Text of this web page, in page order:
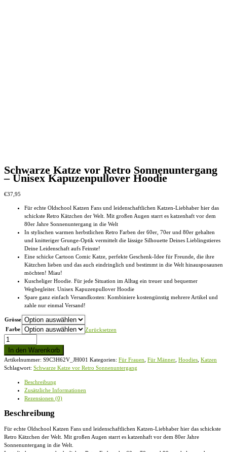
Schwarze Katze vor Retro Sonnenuntergang
– Unisex Kapuzenpullover Hoodie
€37,95
Für echte Oldschool Katzen Fans und leidenschaftlichen Katzen-Liebhaber hier das
schickste Retro Kätzchen der Welt. Mit großen Augen starrt es katzenhaft vor dem
80er Jahre Sonnenuntergang in die Welt
In stylischen warmen herbstlichen Retro Farben der 60er, 70er und 80er gehalten
und knitteriger Grunge-Optik vermittelt die lässige Silhouette Deines Lieblingstieres
Deine Leidenschaft aufs Feinste!
Eine schicke Cartoon Comic Katze, perfekte Geschenk-Idee für Freunde, die ihre
Kätzchen lieben und das auch eindringlich und bestimmt in die Welt hinausposaunen
möchten! Miau!
Kuscheliger Hoodie. Für jede Situation im Alltag ein treuer und bequemer
Wegbegleiter. Unisex Kapuzenpullover Hoodie
Spare ganz einfach Versandkosten: Kombiniere kostengünstig mehrere Artikel und
zahle nur einmal Versand!
Grösse
Farbe
Zurücksetzen
Schwarze
Katze
vor
Retro
Sonnenuntergang
Kapuzenpullover
Menge
In den Warenkorb
Artikelnummer: S9C3H62V_JH001 Kategorien: Für Frauen, Für Männer, Hoodies, Katzen
Schlagwort: Schwarze Katze vor Retro Sonnenuntergang
Beschreibung
Zusätzliche Informationen
Rezensionen (0)
Beschreibung
Für echte Oldschool Katzen Fans und leidenschaftlichen Katzen-Liebhaber hier das schickste
Retro Kätzchen der Welt. Mit großen Augen starrt es katzenhaft vor dem 80er Jahre
Sonnenuntergang in die Welt.